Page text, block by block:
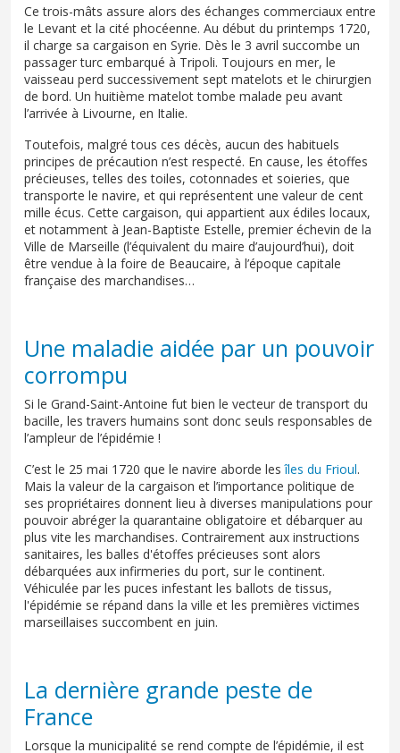
Ce trois-mâts assure alors des échanges commerciaux entre
le Levant et la cité phocéenne. Au début du printemps 1720,
il charge sa cargaison en Syrie. Dès le 3 avril succombe un
passager turc embarqué à Tripoli. Toujours en mer, le
vaisseau perd successivement sept matelots et le chirurgien
de bord. Un huitième matelot tombe malade peu avant
l’arrivée à Livourne, en Italie.
Toutefois, malgré tous ces décès, aucun des habituels
principes de précaution n’est respecté. En cause, les étoffes
précieuses, telles des toiles, cotonnades et soieries, que
transporte le navire, et qui représentent une valeur de cent
mille écus. Cette cargaison, qui appartient aux édiles locaux,
et notamment à Jean-Baptiste Estelle, premier échevin de la
Ville de Marseille (l’équivalent du maire d’aujourd’hui), doit
être vendue à la foire de Beaucaire, à l’époque capitale
française des marchandises…
Une maladie aidée par un pouvoir
corrompu
Si le Grand-Saint-Antoine fut bien le vecteur de transport du
bacille, les travers humains sont donc seuls responsables de
l’ampleur de l’épidémie !
C’est le 25 mai 1720 que le navire aborde lesîles du Frioul.
Mais la valeur de la cargaison et l’importance politique de
ses propriétaires donnent lieu à diverses manipulations pour
pouvoir abréger la quarantaine obligatoire et débarquer au
plus vite les marchandises. Contrairement aux instructions
sanitaires, les balles d'étoffes précieuses sont alors
débarquées aux infirmeries du port, sur le continent.
Véhiculée par les puces infestant les ballots de tissus,
l'épidémie se répand dans la ville et les premières victimes
marseillaises succombent en juin.
La dernière grande peste de
France
Lorsque la municipalité se rend compte de l’épidémie, il est